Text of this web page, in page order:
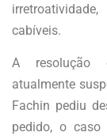
cabíveis.
A resolução
atualmente
Fachin pediu
pedido, o